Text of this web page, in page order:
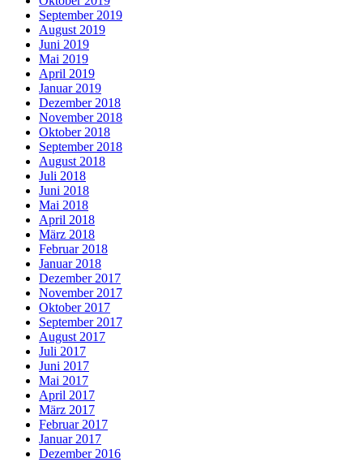
September 2019
August 2019
Juni 2019
Mai 2019
April 2019
Januar 2019
Dezember 2018
November 2018
Oktober 2018
September 2018
August 2018
Juli 2018
Juni 2018
Mai 2018
April 2018
März 2018
Februar 2018
Januar 2018
Dezember 2017
November 2017
Oktober 2017
September 2017
August 2017
Juli 2017
Juni 2017
Mai 2017
April 2017
März 2017
Februar 2017
Januar 2017
Dezember 2016